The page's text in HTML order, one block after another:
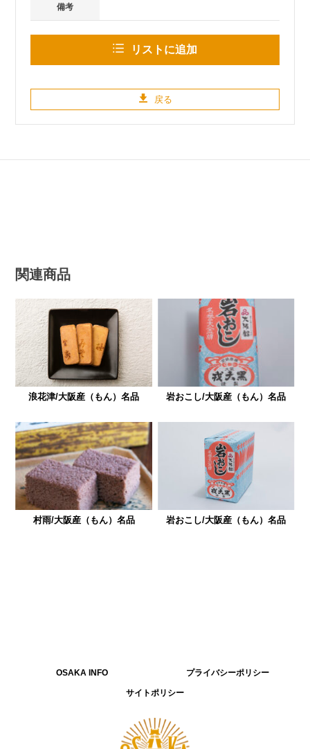
備考
リストに追加
戻る
関連商品
浪花津/大阪産（もん）名品 岩おこし/大阪産（もん）名品
村雨/大阪産（もん）名品 岩おこし/大阪産（もん）名品
OSAKA INFO プライバシーポリシー
サイトポリシー